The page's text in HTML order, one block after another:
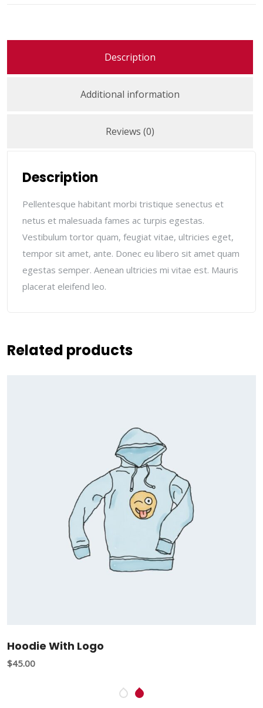
Description
Additional information
Reviews (0)
Description
Pellentesque habitant morbi tristique senectus et
netus et malesuada fames ac turpis egestas.
Vestibulum tortor quam, feugiat vitae, ultricies eget,
tempor sit amet, ante. Donec eu libero sit amet quam
egestas semper. Aenean ultricies mi vitae est. Mauris
placerat eleifend leo.
Related products
Hoodie With Logo
$45.00